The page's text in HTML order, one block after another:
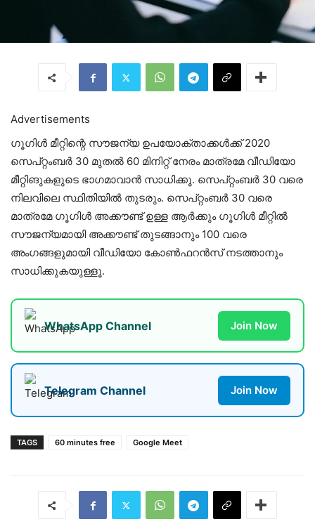
Advertisements
ഗൂഗിൾ മീറ്റിന്റെ സൗജന്യ ഉപയോക്താക്കൾക്ക് 2020
സെപ്റ്റംബർ 30 മുതൽ 60 മിനിറ്റ് നേരം മാത്രമേ വീഡിയോ
മീറ്റിങുകളുടെ ഭാഗമാവാൻ സാധിക്കൂ. സെപ്റ്റംബർ 30 വരെ
നിലവിലെ സ്ഥിതിയിൽ തുടരും. സെപ്റ്റംബർ 30 വരെ
മാത്രമേ ഗൂഗിൾ അക്കൗണ്ട് ഉള്ള ആർക്കും ഗൂഗിൾ മീറ്റിൽ
സൗജന്യമായി അക്കൗണ്ട് തുടങ്ങാനും 100 വരെ
അംഗങ്ങളുമായി വീഡിയോ കോൺഫറൻസ് നടത്താനും
സാധിക്കുകയുള്ളൂ.
WhatsApp Channel Join Now
Telegram Channel Join Now
TAGS 60 minutes free Google Meet